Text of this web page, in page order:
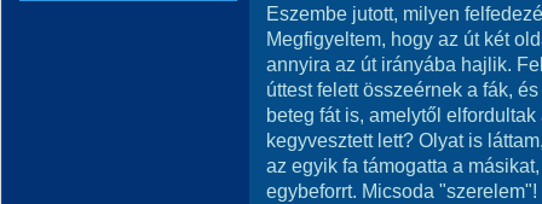
Eszembe jutott, milyen
Megfigyeltem, hogy az út két
annyira az út irányába hajlik.
úttest felett összeérnek a fák,
beteg fát is, amelytől
kegyvesztett lett? Olyat is
az egyik fa támogatta a
egybeforrt. Micsoda